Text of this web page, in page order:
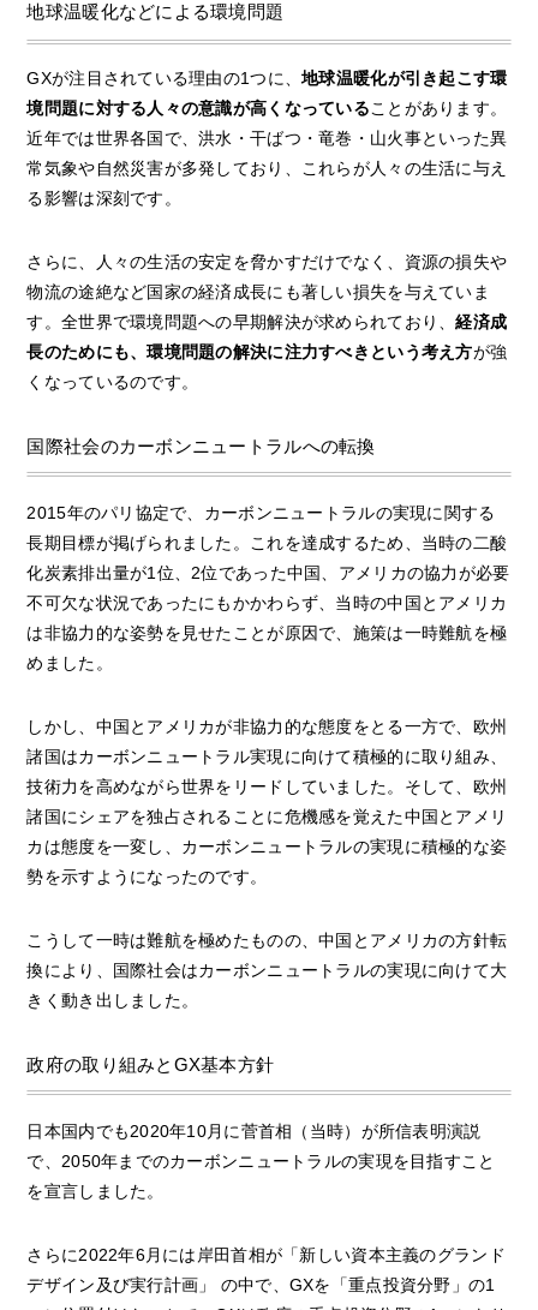
地球温暖化などによる環境問題
GXが注目されている理由の1つに、地球温暖化が引き起こす環
境問題に対する人々の意識が高くなっていることがあります。
近年では世界各国で、洪水・干ばつ・竜巻・山火事といった異
常気象や自然災害が多発しており、これらが人々の生活に与え
る影響は深刻です。
さらに、人々の生活の安定を脅かすだけでなく、資源の損失や
物流の途絶など国家の経済成長にも著しい損失を与えていま
す。全世界で環境問題への早期解決が求められており、経済成
長のためにも、環境問題の解決に注力すべきという考え方が強
くなっているのです。
国際社会のカーボンニュートラルへの転換
2015年のパリ協定で、カーボンニュートラルの実現に関する
長期目標が掲げられました。これを達成するため、当時の二酸
化炭素排出量が1位、2位であった中国、アメリカの協力が必要
不可欠な状況であったにもかかわらず、当時の中国とアメリカ
は非協力的な姿勢を見せたことが原因で、施策は一時難航を極
めました。
しかし、中国とアメリカが非協力的な態度をとる一方で、欧州
諸国はカーボンニュートラル実現に向けて積極的に取り組み、
技術力を高めながら世界をリードしていました。そして、欧州
諸国にシェアを独占されることに危機感を覚えた中国とアメリ
カは態度を一変し、カーボンニュートラルの実現に積極的な姿
勢を示すようになったのです。
こうして一時は難航を極めたものの、中国とアメリカの方針転
換により、国際社会はカーボンニュートラルの実現に向けて大
きく動き出しました。
政府の取り組みとGX基本方針
日本国内でも2020年10月に菅首相（当時）が所信表明演説
で、2050年までのカーボンニュートラルの実現を目指すこと
を宣言しました。
さらに2022年6月には岸田首相が「新しい資本主義のグランド
デザイン及び実行計画」 の中で、GXを「重点投資分野」の1